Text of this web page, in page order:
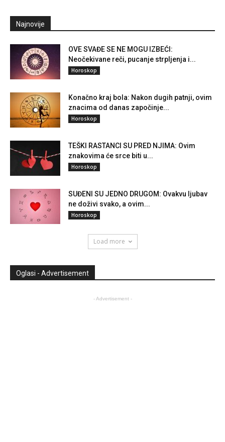
Najnovije
OVE SVAĐE SE NE MOGU IZBEĆI:
Neočekivane reči, pucanje strpljenja i...
Horoskop
Konačno kraj bola: Nakon dugih patnji, ovim
znacima od danas započinje...
Horoskop
TEŠKI RASTANCI SU PRED NJIMA: Ovim
znakovima će srce biti u...
Horoskop
SUĐENI SU JEDNO DRUGOM: Ovakvu ljubav
ne doživi svako, a ovim...
Horoskop
Load more
Oglasi - Advertisement
- Advertisement -